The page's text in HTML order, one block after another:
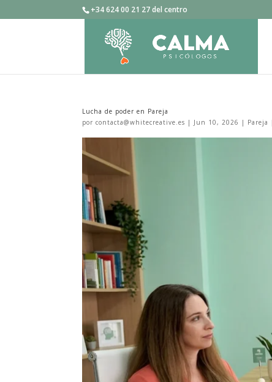
+34 624 00 21 27 del centro
Lucha de poder en Pareja
porcontacta@whitecreative.es | Jun 10, 2026 | Pareja